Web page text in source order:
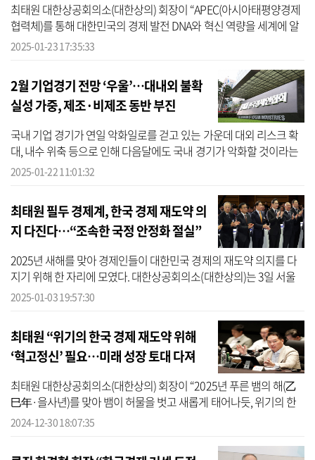
최태원 대한상공회의소(대한상의) 회장이 “APEC(아시아태평양경제
협력체)를 통해 대한민국의 경제 발전 DNA와 혁신 역량을 세계에 알
리겠다”고 강조했다. 최 회장은 23일 서울 중구 대한상의회관에서 개
2025-01-23 17:35:33
2월 기업경기 전망 ‘우울’…대내외 불확
실성 가중, 제조·비제조 동반 부진
국내 기업 경기가 연일 악화일로를 걷고 있는 가운데 대외 리스크 확
대, 내수 위축 등으로 인해 다음달에도 국내 경기가 악화할 것이라는
전망이 제기됐다. 22일 한국경제인협회(한경협)가 매출액 기준 600
2025-01-22 11:01:32
최태원 필두 경제계, 한국 경제 재도약 의
지 다진다…“조속한 국정 안정화 절실”
2025년 새해를 맞아 경제인들이 대한민국 경제의 재도약 의지를 다
지기 위해 한 자리에 모였다. 대한상공회의소(대한상의)는 3일 서울
중구 대한상의회관에서 정부·정계 관계자, 경제단체 회장, 기업인, 주
2025-01-03 19:57:30
최태원 “위기의 한국 경제 재도약 위해
‘혁고정신’ 필요…미래 성장 토대 다져
야”
최태원 대한상공회의소(대한상의) 회장이 “2025년 푸른 뱀의 해(乙
巳年·을사년)를 맞아 뱀이 허물을 벗고 새롭게 태어나듯, 위기의 한
국 경제가 다시 도약할 수 있도록 ‘혁고정신(革故鼎新·묵은 것을 고
2024-12-30 18:07:35